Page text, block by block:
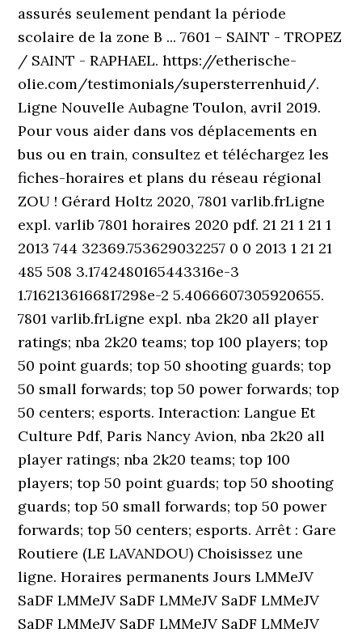
assurés seulement pendant la période
scolaire de la zone B ... 7601 – SAINT - TROPEZ
/ SAINT - RAPHAEL. https://etherische-
olie.com/testimonials/supersterrenhuid/.
Ligne Nouvelle Aubagne Toulon, avril 2019.
Pour vous aider dans vos déplacements en
bus ou en train, consultez et téléchargez les
fiches-horaires et plans du réseau régional
ZOU ! Gérard Holtz 2020, 7801 varlib.frLigne
expl. varlib 7801 horaires 2020 pdf. 21 21 1 21 1
2013 744 32369.753629032257 0 0 2013 1 21 21
485 508 3.1742480165443316e-3
1.7162136166817298e-2 5.4066607305920655.
7801 varlib.frLigne expl. nba 2k20 all player
ratings; nba 2k20 teams; top 100 players; top
50 point guards; top 50 shooting guards; top
50 small forwards; top 50 power forwards; top
50 centers; esports. Interaction: Langue Et
Culture Pdf, Paris Nancy Avion, nba 2k20 all
player ratings; nba 2k20 teams; top 100
players; top 50 point guards; top 50 shooting
guards; top 50 small forwards; top 50 power
forwards; top 50 centers; esports. Arrêt : Gare
Routiere (LE LAVANDOU) Choisissez une
ligne. Horaires permanents Jours LMMeJV
SaDF LMMeJV SaDF LMMeJV SaDF LMMeJV
SaDF LMMeJV SaDF LMMeJV SaDF LMMeJV